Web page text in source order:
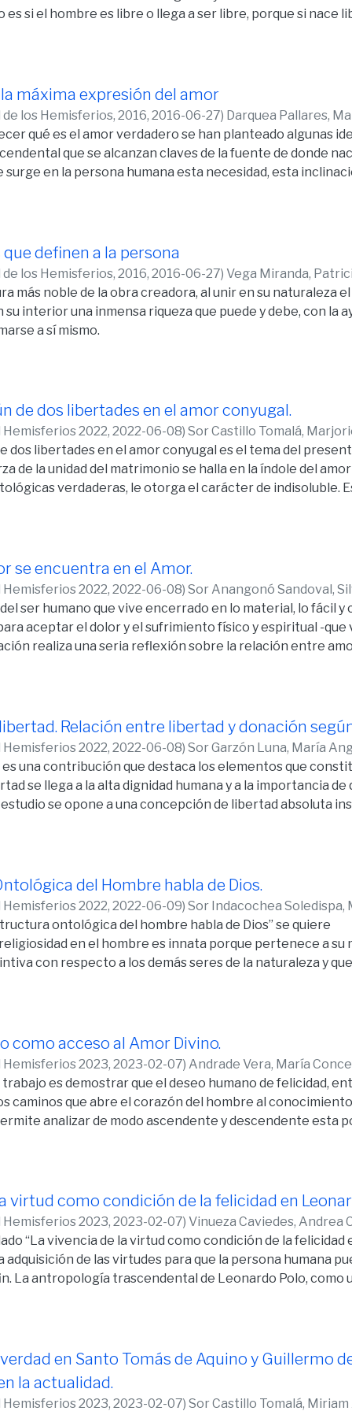
si el hombre es libre o llega a ser libre, porque si nace
Se recorre el camino de la antropología “tradicional” para
de Leonardo Polo y como tercer tema se explora
espera una aceptación y una respuesta
máxima expresión del amor
los Hemisferios, 2016, 2016-06-27) Darquea Pallares,
qué es el amor verdadero se han planteado algunas
que se alcanzan claves de la fuente de donde
surge en la persona humana esta necesidad, esta
lado el por qué se ama y cómo, pues sólo la persona es
y la entrega total de ese ser personal en
definen a la persona
los Hemisferios, 2016, 2016-06-27) Vega Miranda,
más noble de la obra creadora, al unir en su naturaleza
su interior una inmensa riqueza que puede y debe, con la
a sí mismo.
coadyuve e involucre en la custodia y servicio del
a quien el Creador imprimió su sello indeleble de
la investigación, además del método científico, se
y sintético; y, como métodos particulares: Histórico y
de dos libertades en el amor conyugal.
2022, 2022-06-08) Sor Castillo Tomalá,
dos libertades en el amor conyugal es el tema del
de la unidad del matrimonio se halla en la índole del
verdaderas, le otorga el carácter de indisoluble.
una relación original de amor -con Dios- y una
contexto, el amor conyugal es lugar privilegiado y
se confronta con enfoques filosóficos diversos muy
de verdad.
se encuentra en el Amor.
2022, 2022-06-08) Sor Anangonó Sandoval,
ser humano que vive encerrado en lo material, lo fácil
aceptar el dolor y el sufrimiento físico y espiritual -que
realiza una seria reflexión sobre la relación entre
la felicidad. Actitud plena de fe, que trasciende y mueve a
desde la visión cristiana y salvífica de Juan Pablo II.
y el para qué de su dolor.
Relación entre libertad y donación
2022, 2022-06-08) Sor Garzón Luna, María
una contribución que destaca los elementos que
se llega a la alta dignidad humana y a la importancia
se opone a una concepción de libertad absoluta
conocen la verdadera libertad, más allá de los
del amor, en una donación, alcanzarán la unidad
las dimensiones que comprende el organismo humano y
de la persona y su fin trascendente.
del Hombre habla de Dios.
2022, 2022-06-09) Sor Indacochea Soledispa,
ontológica del hombre habla de Dios” se quiere
en el hombre es innata porque pertenece a su
con respecto a los demás seres de la naturaleza y
eso, la
la cuestión en debate con las corrientes que niegan
la mayor o menor solidez de sus argumentos.
como acceso al Amor Divino.
2023, 2023-02-07) Andrade Vera, María
es demostrar que el deseo humano de felicidad,
caminos que abre el corazón del hombre al
analizar de modo ascendente y descendente esta
que revelan su trascendencia como algo natural de su
quiere alcanzar para la anhelada felicidad. En este
luz para ratificar que el fin del hombre no puede ser
humana pueda responder libremente a la
virtud como condición de la felicidad en
2023, 2023-02-07) Vinueza Caviedes, Andrea
“La vivencia de la virtud como condición de la felicidad
adquisición de las virtudes para que la persona humana
La antropología trascendental de Leonardo Polo, como
de la persona, su esencia y naturaleza puede
en conexión con la felicidad que desea y a la que
medios y como fines (bienes mediales) que son tales
virtuosamente, la persona se coloca ante su objetivo
en Santo Tomás de Aquino y Guillermo
la actualidad.
2023, 2023-02-07) Sor Castillo Tomalá,